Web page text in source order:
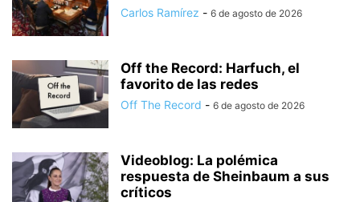
Carlos Ramírez - 6 de agosto de 2026
Off the Record: Harfuch, el
favorito de las redes
Off The Record - 6 de agosto de 2026
Videoblog: La polémica
respuesta de Sheinbaum a sus
críticos